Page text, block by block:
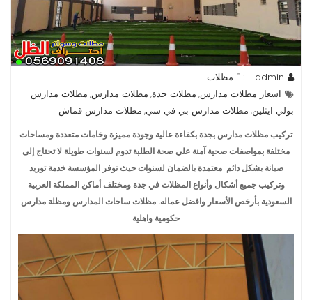
admin
مظلات
اسعار مظلات مدارس, مظلات جدة, مظلات مدارس, مظلات مدارس
بولي ايثلين, مظلات مدارس بي في سي, مظلات مدارس قماش
تركيب مظلات مدارس بجدة بكفاءة عالية وجودة مميزة وخامات متعددة ومساحات
مختلفة بمواصفات صحية آمنة علي صحة الطلبة تدوم لسنوات طويلة لا تحتاج إلى
صيانة بشكل دائم معتمدة بالضمان لسنوات حيث توفر المؤسسة خدمة توريد
وتركيب جميع أشكال وأنواع المظلات في جدة ومختلف أماكن المملكة العربية
السعودية بأرخص الأسعار وافضل عماله. مظلات ساحات المدارس ومظلة مدارس
حكومية واهلية